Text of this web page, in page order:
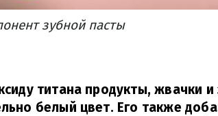
зубной пасты
титана продукты, жвачки
белый цвет. Его также